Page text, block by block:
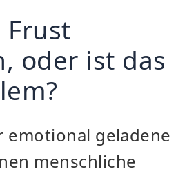
Frust
oder ist das
emotional geladene
menschliche